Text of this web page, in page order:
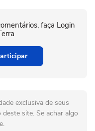
faça Login
exclusiva de seus
site. Se achar algo